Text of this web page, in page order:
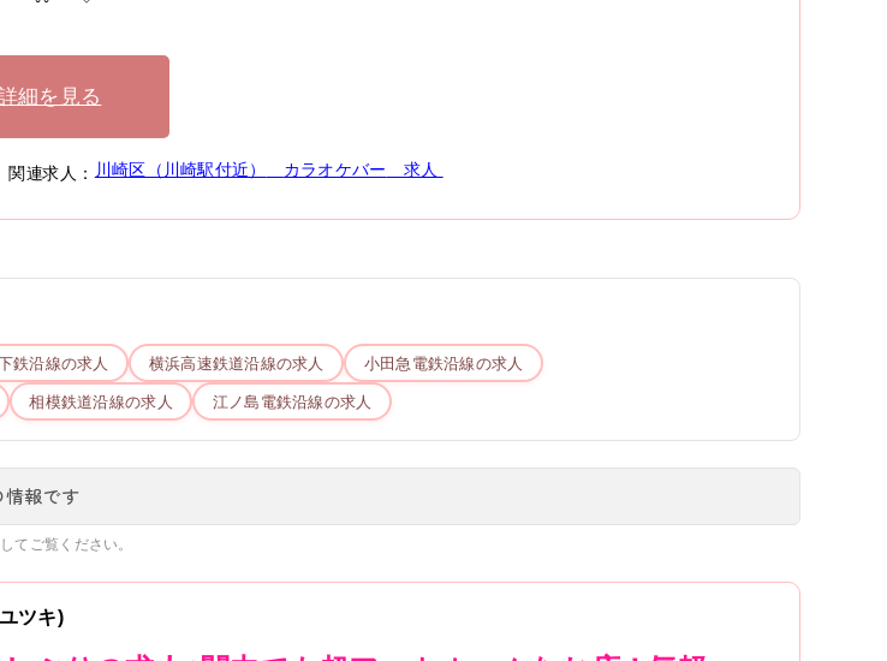
細を見る
関連求人： 川崎区（川崎駅付近） カラオケバー 求人
鉄沿線の求人 横浜高速鉄道沿線の求人 小田急電鉄沿線の求人
相模鉄道沿線の求人 江ノ島電鉄沿線の求人
情報です
てご覧ください。
ツキ)